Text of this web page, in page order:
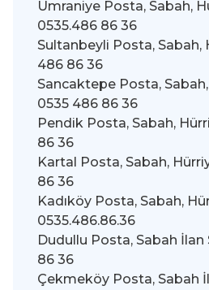
Ümraniye Posta, Sabah,
0535.486 86 36
Sultanbeyli Posta, Sabah,
486 86 36
Sancaktepe Posta,
0535 486 86 36
Pendik Posta, Sabah,
86 36
Kartal Posta, Sabah,
86 36
Kadıköy Posta, Sabah,
0535.486.86.36
Dudullu Posta, Sabah İlan
86 36
Çekmeköy Posta, Sabah